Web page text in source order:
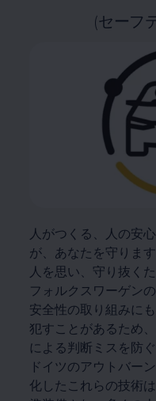
(セーフ
人がつくる、人の安
が、あなたを守りま
人を思い、守り抜くた
フォルクスワーゲン
安全性の取り組みに
犯すことがあるため
による判断ミスを防
ドイツのアウトバー
化したこれらの技術